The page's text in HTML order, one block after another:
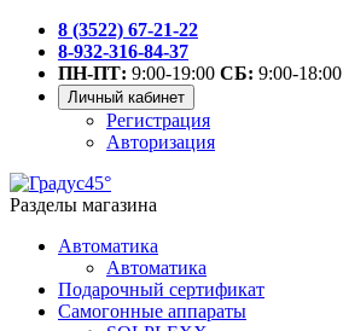
8 (3522) 67-21-22
8-932-316-84-37
ПН-ПТ: 9:00-19:00 СБ: 9:00-18:00
Личный кабинет
Регистрация
Авторизация
Разделы магазина
Автоматика
Автоматика
Подарочный сертификат
Самогонные аппараты